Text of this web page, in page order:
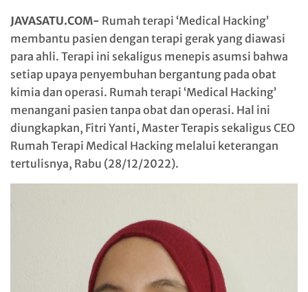
JAVASATU.COM- Rumah terapi ‘Medical Hacking’
membantu pasien dengan terapi gerak yang diawasi
para ahli. Terapi ini sekaligus menepis asumsi bahwa
setiap upaya penyembuhan bergantung pada obat
kimia dan operasi. Rumah terapi ‘Medical Hacking’
menangani pasien tanpa obat dan operasi. Hal ini
diungkapkan, Fitri Yanti, Master Terapis sekaligus CEO
Rumah Terapi Medical Hacking melalui keterangan
tertulisnya, Rabu (28/12/2022).